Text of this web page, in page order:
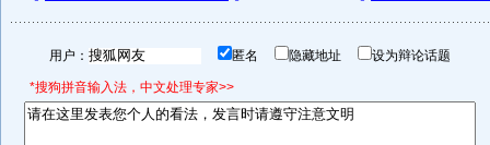
用户： 匿名 隐藏地址 设为辩论话题
*搜狗拼音输入法，中文处理专家>>